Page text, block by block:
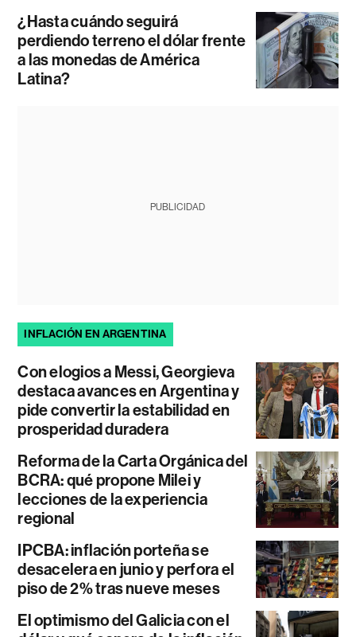
¿Hasta cuándo seguirá
perdiendo terreno el dólar frente
a las monedas de América
Latina?
PUBLICIDAD
INFLACIÓN EN ARGENTINA
Con elogios a Messi, Georgieva
destaca avances en Argentina y
pide convertir la estabilidad en
prosperidad duradera
Reforma de la Carta Orgánica del
BCRA: qué propone Milei y
lecciones de la experiencia
regional
IPCBA: inflación porteña se
desacelera en junio y perfora el
piso de 2% tras nueve meses
El optimismo del Galicia con el